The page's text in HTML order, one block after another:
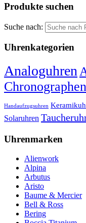
Produkte suchen
Suche nach:
Uhrenkategorien
Analoguhren
Chronographen
Handaufzugsuhren
Solaruhren
Uhrenmarken
Alienwork
Alpina
Arbutus
Aristo
Baume & Mercier
Bell & Ross
Bering